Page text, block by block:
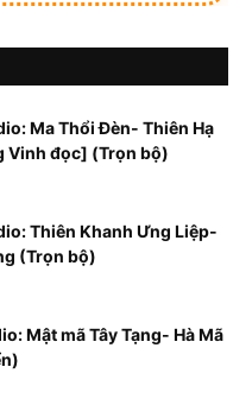
Ma Thổi Đèn- Thiên Hạ
Vinh đọc] (Trọn bộ)
Thiên Khanh Ưng Liệp-
(Trọn bộ)
Mật mã Tây Tạng- Hà Mã